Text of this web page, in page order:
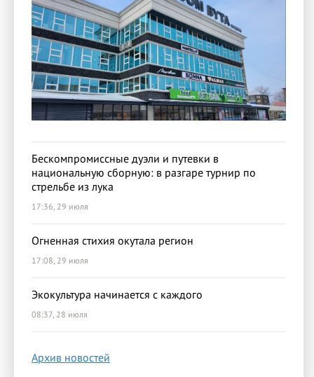
Бескомпромиссные дуэли и путевки в
национальную сборную: в разгаре турнир по
стрельбе из лука
17:36, 29 июля
Огненная стихия окутала регион
17:08, 29 июля
Экокультура начинается с каждого
08:37, 28 июля
Архив новостей